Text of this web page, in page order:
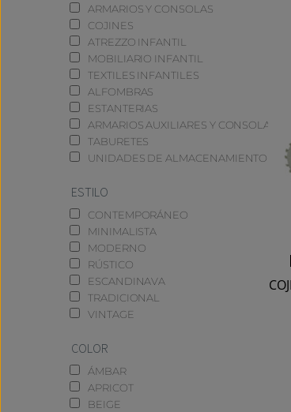
ARMARIOS Y CONSOLAS
COJINES
ATREZZO INFANTIL
MOBILIARIO INFANTIL
TEXTILES INFANTILES
ALFOMBRAS
ESTANTERIAS
ARMARIOS AUXILIARES Y CONSOLAS
TABURETES
UNIDADES DE ALMACENAMIENTO
ESTILO
CONTEMPORÁNEO
MINIMALISTA
MODERNO
RÚSTICO
ESCANDINAVA
TRADICIONAL
VINTAGE
COLOR
ÁMBAR
APRICOT
BEIGE